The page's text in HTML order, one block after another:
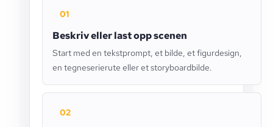
01
Beskriv eller last opp scenen
Start med en tekstprompt, et bilde, et figurdesign,
en tegneserierute eller et storyboardbilde.
02